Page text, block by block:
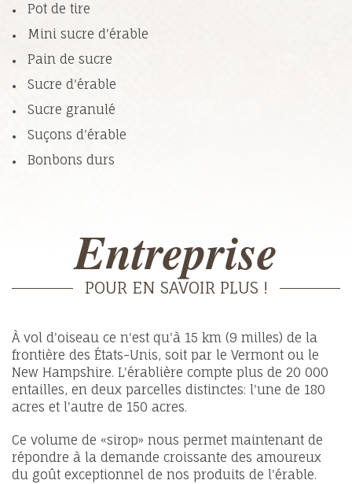
Pot de tire
Mini sucre d'érable
Pain de sucre
Sucre d'érable
Sucre granulé
Suçons d'érable
Bonbons durs
Entreprise
POUR EN SAVOIR PLUS !
À vol d'oiseau ce n'est qu'à 15 km (9 milles) de la
frontière des États-Unis, soit par le Vermont ou le
New Hampshire. L'érablière compte plus de 20 000
entailles, en deux parcelles distinctes: l'une de 180
acres et l'autre de 150 acres.
Ce volume de «sirop» nous permet maintenant de
répondre à la demande croissante des amoureux
du goût exceptionnel de nos produits de l'érable.